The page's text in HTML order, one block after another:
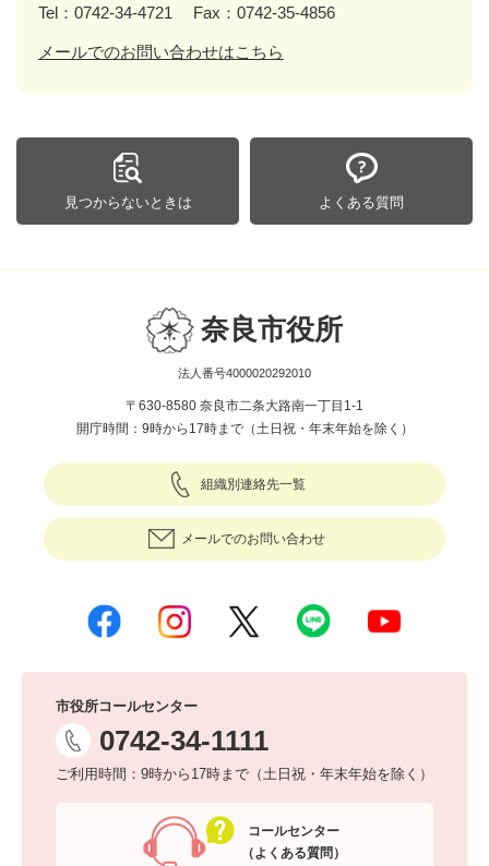
Tel：0742-34-4721
Fax：0742-35-4856
メールでのお問い合わせはこちら
見つからないときは よくある質問
奈良市役所
法人番号4000020292010
〒630-8580 奈良市二条大路南一丁目1-1
開庁時間：9時から17時まで（土日祝・年末年始を除く）
組織別連絡先一覧
メールでのお問い合わせ
市役所コールセンター
0742-34-1111
ご利用時間：9時から17時まで（土日祝・年末年始を除く）
コールセンター
（よくある質問）